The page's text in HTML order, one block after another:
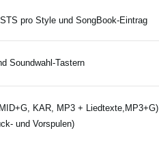
pro Style und SongBook-Eintrag
Soundwahl-Tastern
KAR, MP3 + Liedtexte,MP3+G)
und Vorspulen)